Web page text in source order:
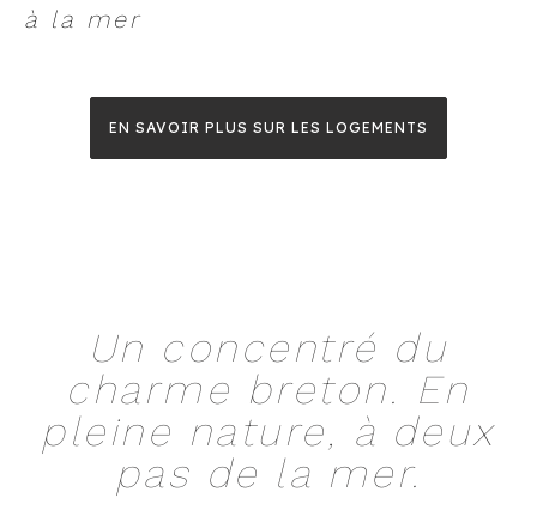
à la mer
EN SAVOIR PLUS SUR LES LOGEMENTS
Un concentré du
charme breton. En
pleine nature, à deux
pas de la mer.